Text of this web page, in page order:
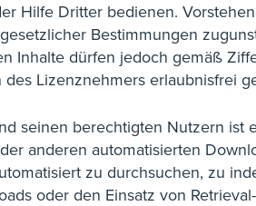
Hilfe Dritter bedienen.
Bestimmungen
Inhalte dürfen jedoch gemäß
Lizenznehmers erlaubnisfrei
seinen berechtigten Nutzern ist
anderen automatisierten
zu durchsuchen, zu
oder den Einsatz von